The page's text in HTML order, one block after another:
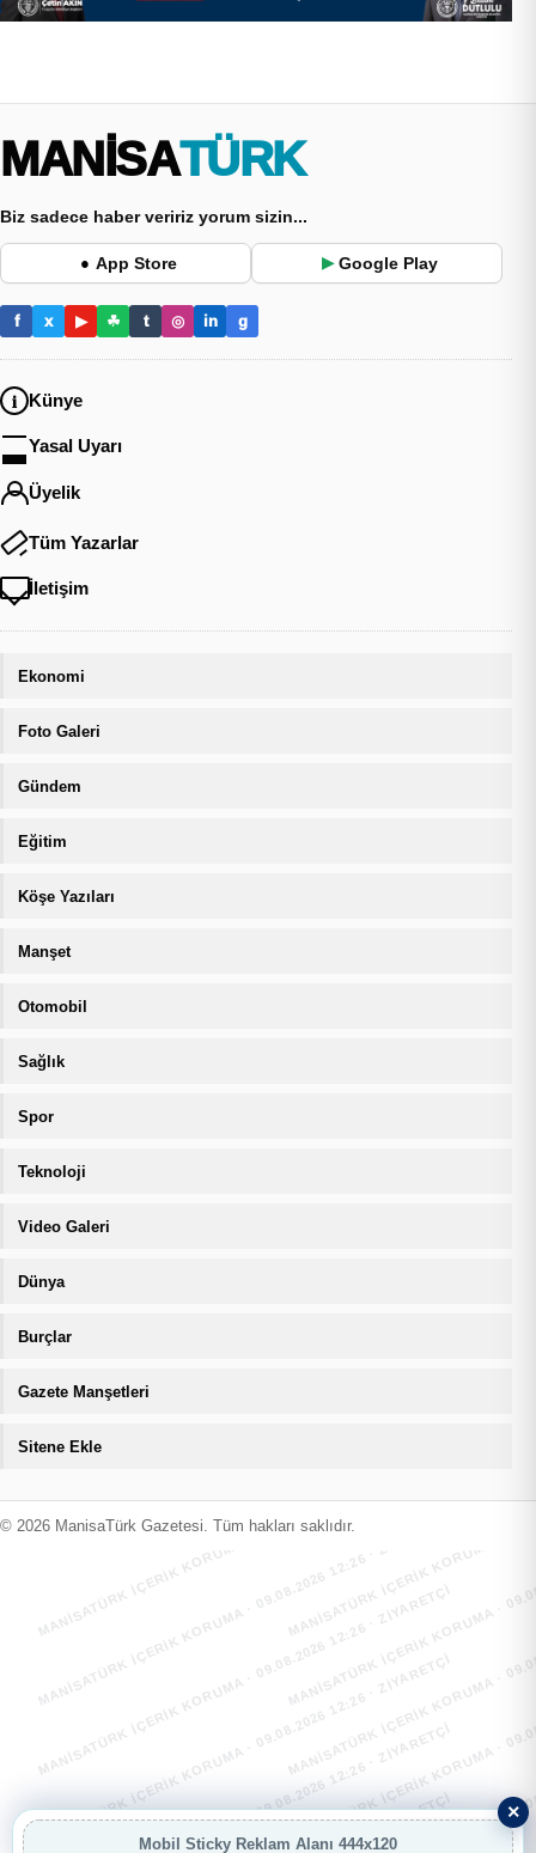
MANİSA TÜRK
Biz sadece haber veririz yorum sizin...
● App Store ▶ Google Play
f x ▶ ☘ t ◎ in g
Künye
Yasal Uyarı
Üyelik
Tüm Yazarlar
İletişim
Ekonomi
Foto Galeri
Gündem
Eğitim
Köşe Yazıları
Manşet
Otomobil
Sağlık
Spor
Teknoloji
Video Galeri
Dünya
Burçlar
Gazete Manşetleri
Sitene Ekle
© 2026 ManisaTürk Gazetesi. Tüm hakları saklıdır.
×
Mobil Sticky Reklam Alanı 444x120
MANİSATÜRK İÇERİK KORUMA · 09.08.2026 12:26 · ZIYARETÇI
MANİSATÜRK İÇERİK KORUMA
MANİSATÜRK İÇERİK KORUMA · 09.08.2026 12:26 · ZIYARETÇI
MANİSATÜRK İÇERİK KORUMA
MANİSATÜRK İÇERİK KORUMA · 09.08.2026 12:26 · ZIYARETÇI
MANİSATÜRK İÇERİK KORUMA
MANİSATÜRK İÇERİK KORUMA · 09.08.2026 12:26 · ZIYARETÇI
MANİSATÜRK İÇERİK KORUMA